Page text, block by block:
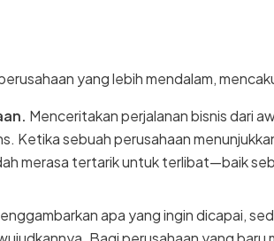
yang lebih mendalam,
Menceritakan perjalanan bisnis dari
Ketika sebuah perusahaan
merasa tertarik untuk terlibat—baik
apa yang ingin dicapai,